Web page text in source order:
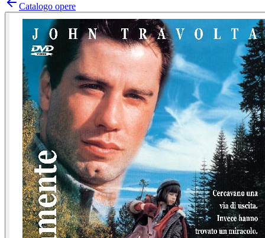
Catalogo opere